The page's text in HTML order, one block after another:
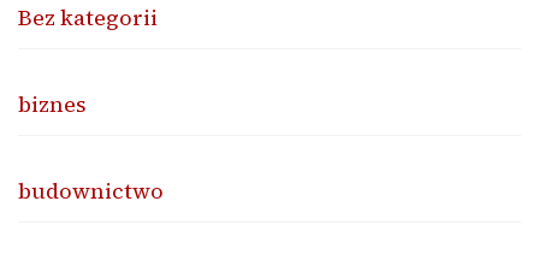
Bez kategorii
biznes
budownictwo